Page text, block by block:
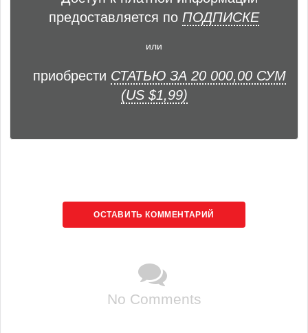
предоставляется по ПОДПИСКЕ
или
приобрести СТАТЬЮ ЗА 20 000,00 СУМ
(US $1,99)
ОСТАВИТЬ КОММЕНТАРИЙ
No Comments